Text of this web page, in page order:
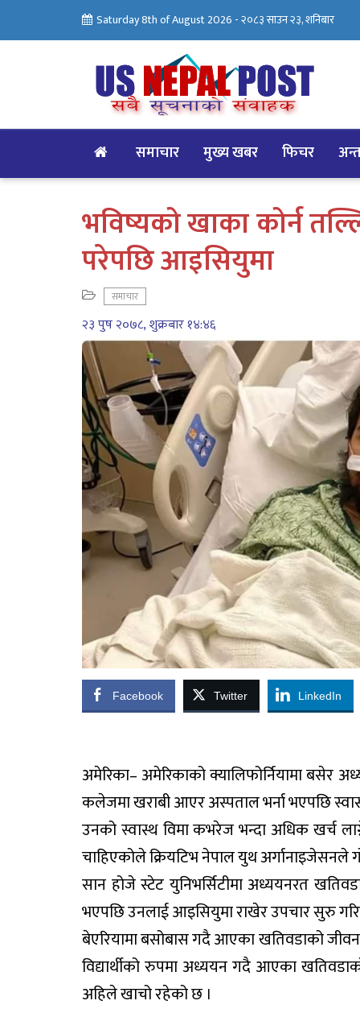
Saturday 8th of August 2026 -२०८३ साउन २३, शनिबार
समाचार मुख्य खबर फिचर
भविष्यको खाका कोर्न
परेपछि आइसियुमा
समाचार
२३ पुष २०७८, शुक्रबार १४:४६
Facebook Twitter LinkedIn
अमेरिका– अमेरिकाको क्यालिफोर्नियामा बसेर
कलेजमा खराबी आएर अस्पताल भर्ना भएपछि
उनको स्वास्थ विमा कभरेज भन्दा अधिक खर्च
चाहिएकोले क्रियटिभ नेपाल युथ
सान होजे स्टेट युनिभर्सिटीमा अध्ययनरत
भएपछि उनलाई आइसियुमा राखेर उपचार सुरु
बेएरियामा बसोबास गदै आएका खतिवडाको
विद्यार्थीको रुपमा अध्ययन गदै आएका
अहिले खाचो रहेको छ ।